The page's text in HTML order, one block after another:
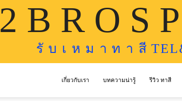
2 B R O S
รั บ เ ห ม า ท า สี
เกี่ยวกับเรา บทความน่ารู้ รีวิว ทาสี